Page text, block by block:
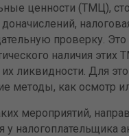
ценности (ТМЦ),
проверку.
наличия этих
ликвидности. Для
методы, как осмотр
мероприятий,
налогоплательщика